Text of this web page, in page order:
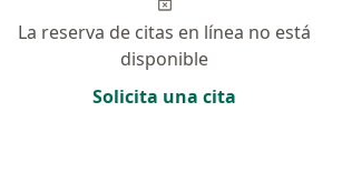
La reserva de citas en línea no está
disponible
Solicita una cita